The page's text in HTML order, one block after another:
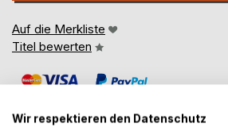
Auf die Merkliste
Titel bewerten
Wir respektieren den Datenschutz